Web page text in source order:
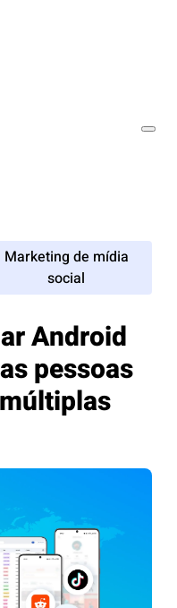
Marketing de mídia
social
Android
pessoas